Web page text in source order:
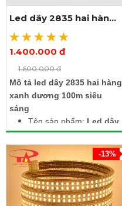
cuộn led tặng 4 dây
nguồn tải 100m, trị giá
100.000đ / dây
Xem thêm ảnh
Led dây 2835 hai hàng
xanh dương 100m
1.400.000 đ
1.600.000 đ
Mô tả led dây 2835 hai hàng
xanh dương 100m siêu
sáng
Tên sản phẩm: Led dây
2835 hai hàng xanh
dương 100m
Điện áp: 220V
Kích thước: Rộng 12mm
x dày 5mm x dài 100m
Chip led: SMD2835
-13%